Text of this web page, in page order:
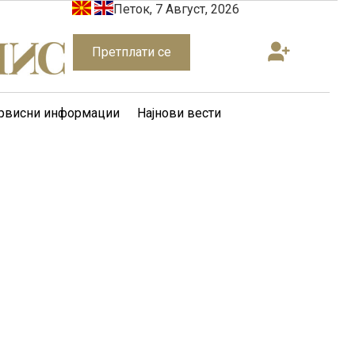
Петок, 7 Август, 2026
Претплати се
информации Најнови вести